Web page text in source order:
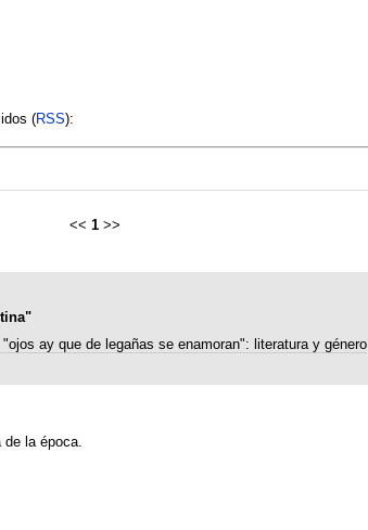
(RSS):
<< 1 >>
ay que de legañas se enamoran": literatura y género
la época.